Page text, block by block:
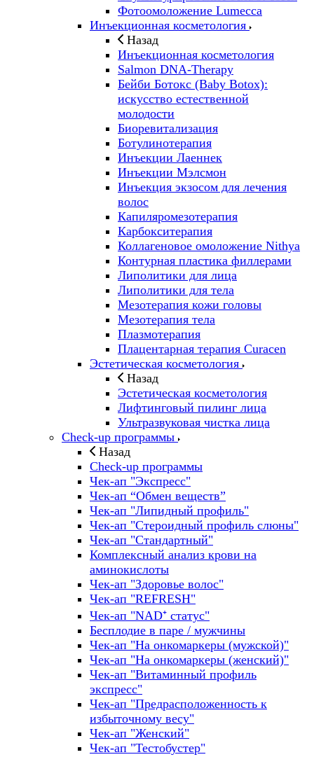
Фотоомоложение Lumecca
Инъекционная косметология
Назад
Инъекционная косметология
Salmon DNA-Therapy
Бейби Ботокс (Baby Botox):
искусство естественной
молодости
Биоревитализация
Ботулинотерапия
Инъекции Лаеннек
Инъекции Мэлсмон
Инъекция экзосом для лечения
волос
Капиляромезотерапия
Карбокситерапия
Коллагеновое омоложение Nithya
Контурная пластика филлерами
Липолитики для лица
Липолитики для тела
Мезотерапия кожи головы
Мезотерапия тела
Плазмотерапия
Плацентарная терапия Curacen
Эстетическая косметология
Назад
Эстетическая косметология
Лифтинговый пилинг лица
Ультразвуковая чистка лица
Check-up программы
Назад
Check-up программы
Чек-ап "Экспресс"
Чек-ап “Обмен веществ”
Чек-ап "Липидный профиль"
Чек-ап "Стероидный профиль слюны"
Чек-ап "Стандартный"
Комплексный анализ крови на
аминокислоты
Чек-ап "Здоровье волос"
Чек-ап "REFRESH"
Чек-ап "NAD⁺ статус"
Бесплодие в паре / мужчины
Чек-ап "На онкомаркеры (мужской)"
Чек-ап "На онкомаркеры (женский)"
Чек-ап "Витаминный профиль
экспресс"
Чек-ап "Предрасположенность к
избыточному весу"
Чек-ап "Женский"
Чек-ап "Тестобустер"